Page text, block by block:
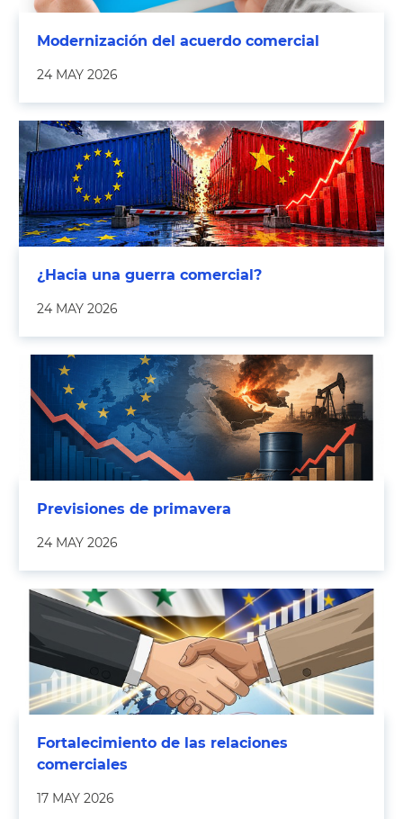
Modernización del acuerdo comercial
24 MAY 2026
¿Hacia una guerra comercial?
24 MAY 2026
Previsiones de primavera
24 MAY 2026
Fortalecimiento de las relaciones
comerciales
17 MAY 2026